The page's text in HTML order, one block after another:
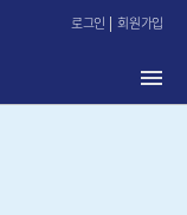
로그인 회원가입